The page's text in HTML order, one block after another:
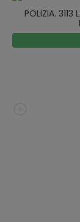
POLIZIA. 3113